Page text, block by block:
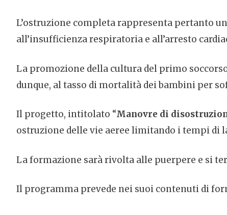
L’ostruzione completa rappresenta pertanto un
all’insufficienza respiratoria e all’arresto
La promozione della cultura del primo
dunque, al tasso di mortalità dei bambini per
Il progetto, intitolato “Manovre di
ostruzione delle vie aeree limitando i tempi di
La formazione sarà rivolta alle puerpere e si
Il programma prevede nei suoi contenuti di